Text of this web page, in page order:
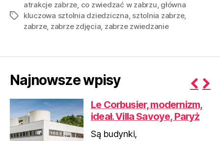
Główna
Kluczowa
Sztolnia
|
Tagi
atrakcje zabrze co zwiedzać w zabrzu główna
kluczowa sztolnia dziedziczna sztolnia zabrze,
zabrze, zabrze zdjęcia zabrze zwiedzanie
Najnowsze wpisy
r
e
Le Corbusier, modernizm,
ideał. Villa Savoye, Paryż
Są budynki,